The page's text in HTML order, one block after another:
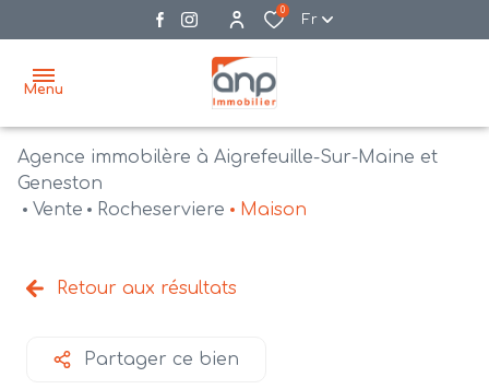
0
Fr
Menu
accueil
vente
agences
Agence immobilère à Aigrefeuille-Sur-Maine et
Geneston
Vente
Rocheserviere Maison
Retour aux résultats
Partager ce bien